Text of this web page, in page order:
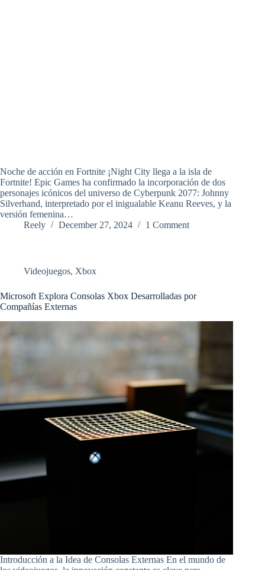
Noche de acción en Fortnite ¡Night City llega a la isla de
Fortnite! Epic Games ha confirmado la incorporación de dos
personajes icónicos del universo de Cyberpunk 2077: Johnny
Silverhand, interpretado por el inigualable Keanu Reeves, y la
versión femenina…
Reely
December 27, 2024 1 Comment
Videojuegos, Xbox
Microsoft Explora Consolas Xbox Desarrolladas por
Compañías Externas
Introducción a la Idea de Consolas Externas En el mundo de